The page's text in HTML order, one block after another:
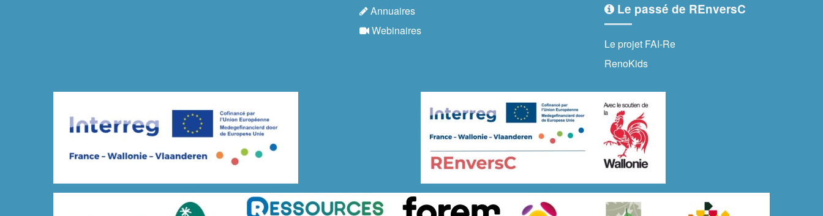
Annuaires
Webinaires
Le passé de REnversC
Le projet FAI-Re
RenoKids